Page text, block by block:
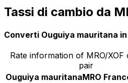
Tassi di cambio da
Converti Ouguiya mauritana in
Rate information of MRO/
pair
Ouguiya mauritanaMRO